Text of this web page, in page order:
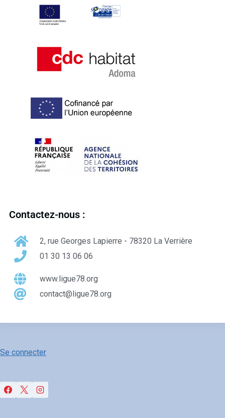
Contactez-nous :
2, rue Georges Lapierre - 78320 La Verrière
01 30 13 06 06
www.ligue78.org
contact@ligue78.org
Se connecter